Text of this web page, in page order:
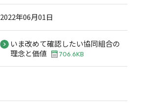
2022年06月01日
いま改めて確認したい協同組合の
理念と価値
706.6KB